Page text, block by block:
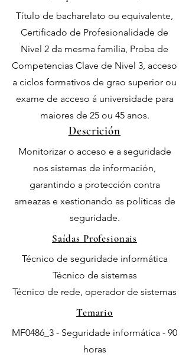
Título de bacharelato ou equivalente,
Certificado de Profesionalidade de
Nivel 2 da mesma familia, Proba de
Competencias Clave de Nivel 3, acceso
a ciclos formativos de grao superior ou
exame de acceso á universidade para
maiores de 25 ou 45 anos.
Descrición
Monitorizar o acceso e a seguridade
nos sistemas de información,
garantindo a protección contra
ameazas e xestionando as políticas de
seguridade.
Saídas Profesionais
Técnico de seguridade informática
Técnico de sistemas
Técnico de rede, operador de sistemas
Temario
MF0486_3 - Seguridade informática - 90
horas